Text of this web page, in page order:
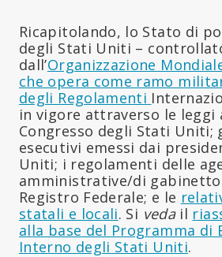
Ricapitolando, lo Stato di
degli Stati Uniti –
dall’Organizzazione
che opera come ramo
degli Regolamenti
in vigore attraverso le leggi
Congresso degli Stati Uniti;
esecutivi emessi dai
Uniti; i regolamenti delle
amministrative/di
Registro Federale; e le
statali e locali. Si vedail
alla base del Programma di
Interno degli Stati Uniti.